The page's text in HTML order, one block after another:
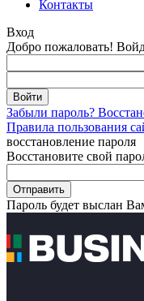
Контакты
Вход
Добро пожаловать!
Забыли пароль?
Правила пользования
восстановление пароля
Восстановите свой
Пароль будет выслан